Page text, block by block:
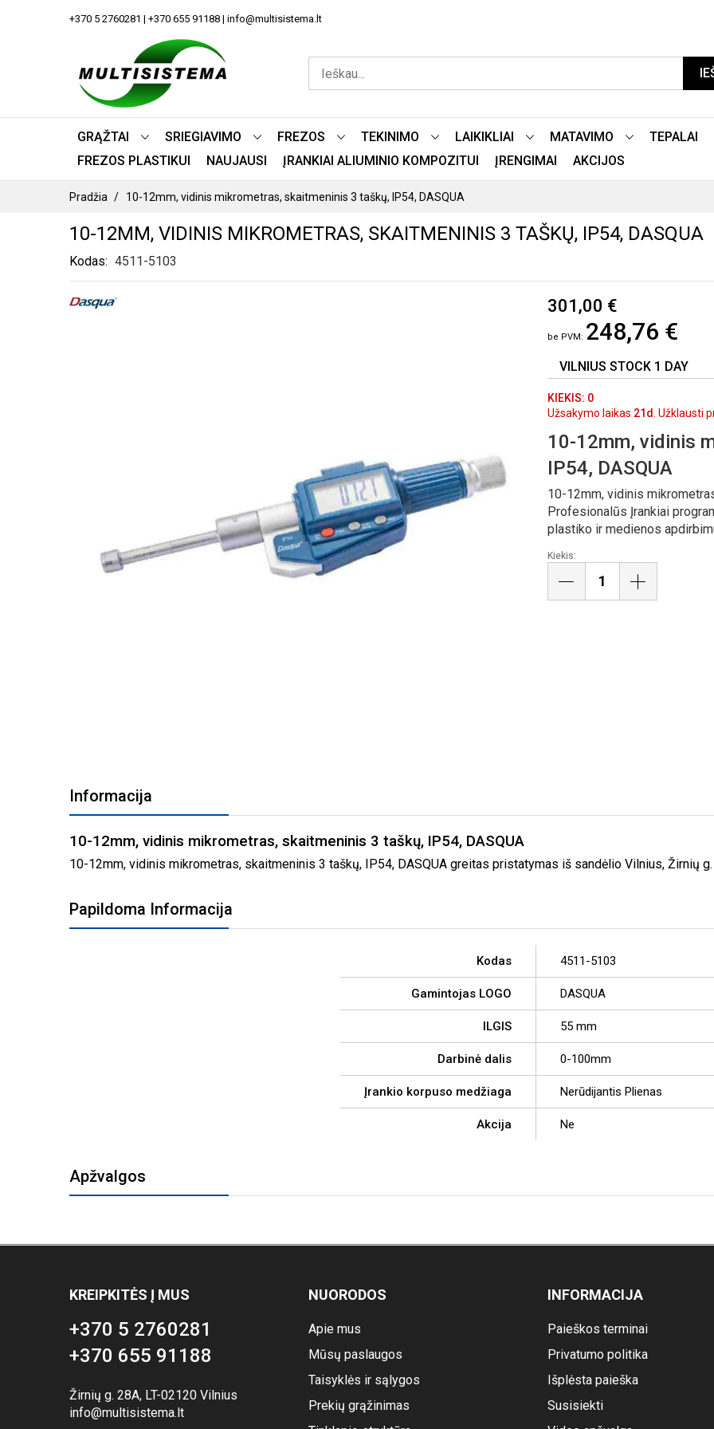
+370 5 2760281 | +370 655 91188 | info@multisistema.lt
GRĄŽTAI SRIEGIAVIMO FREZOS TEKINIMO LAIKIKLIAI MATAVIMO
TEPALAI
FREZOS PLASTIKUI
NAUJAUSI ĮRANKIAI ALIUMINIO KOMPOZITUI ĮRENGIMAI AKCIJOS
Pradžia 10-12mm, vidinis mikrometras, skaitmeninis 3 taškų, IP54, DASQUA
10-12MM, VIDINIS MIKROMETRAS, SKAITMENINIS 3 TAŠKŲ, IP54, DASQUA
Kodas 4511-5103
PEREITI
PAVEIKSLĖLIŲ
GALERIJOS
301,00 €
248,76 €
VILNIUS STOCK 1 DAY
KIEKIS: 0
Užsakymo laikas 21d . Užklausti
10-12mm, vidinis
IP54, DASQUA
10-12mm, vidinis
Profesionalūs Įrankiai
plastiko ir medienos
Kiekis:
Informacija
10-12mm, vidinis mikrometras, skaitmeninis 3 taškų, IP54, DASQUA
10-12mm, vidinis mikrometras, skaitmeninis 3 taškų, IP54, DASQUA greitas pristatymas iš sandėlio Vilnius, Žirnių
Papildoma Informacija
Kodas 4511-5103
Gamintojas LOGO DASQUA
ILGIS 55 mm
Darbinė dalis 0-100mm
Įrankio korpuso medžiaga Nerūdijantis Plienas
Akcija Ne
Apžvalgos
KREIPKITĖS Į MUS
+370 5 2760281
+370 655 91188
Žirnių g. 28A, LT-02120 Vilnius
info@multisistema.lt
NUORODOS
Apie mus
Mūsų paslaugos
Taisyklės ir sąlygos
Prekių grąžinimas
INFORMACIJA
Paieškos terminai
Privatumo politika
Išplėsta paieška
Susisiekti